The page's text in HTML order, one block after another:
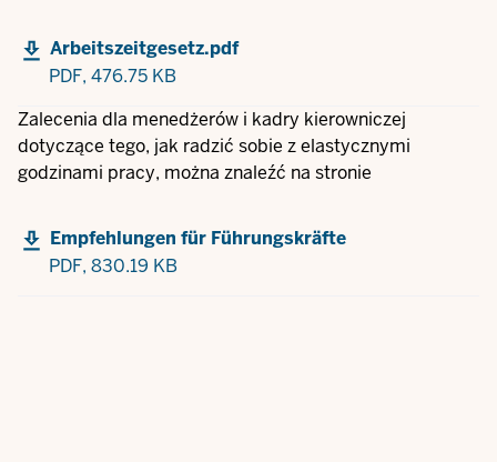
Arbeitszeitgesetz.pdf
PDF, 476.75 KB
Zalecenia dla menedżerów i kadry kierowniczej
dotyczące tego, jak radzić sobie z elastycznymi
godzinami pracy, można znaleźć na stronie
Empfehlungen für Führungskräfte
PDF, 830.19 KB